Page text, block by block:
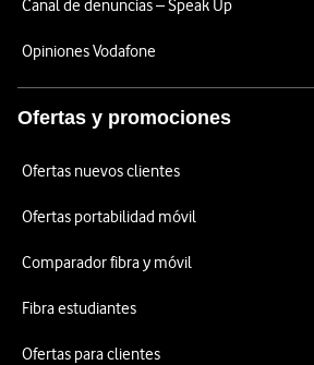
Canal de denuncias – Speak Up
Opiniones Vodafone
Ofertas y promociones
Ofertas nuevos clientes
Ofertas portabilidad móvil
Comparador fibra y móvil
Fibra estudiantes
Ofertas para clientes